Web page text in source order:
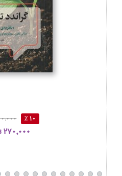
10 %
300,000
270,000 تومان